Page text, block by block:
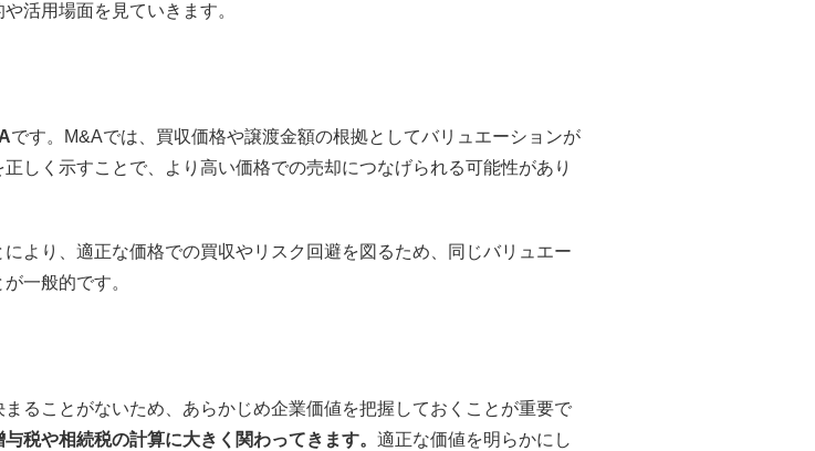
活用場面を見ていきます。
です。M&Aでは、買収価格や譲渡金額の根拠としてバリュエーションが
しく示すことで、より高い価格での売却につなげられる可能性があり
より、適正な価格での買収やリスク回避を図るため、同じバリュエー
一般的です。
ることがないため、あらかじめ企業価値を把握しておくことが重要で
税や相続税の計算に大きく関わってきます。 適正な価値を明らかにし